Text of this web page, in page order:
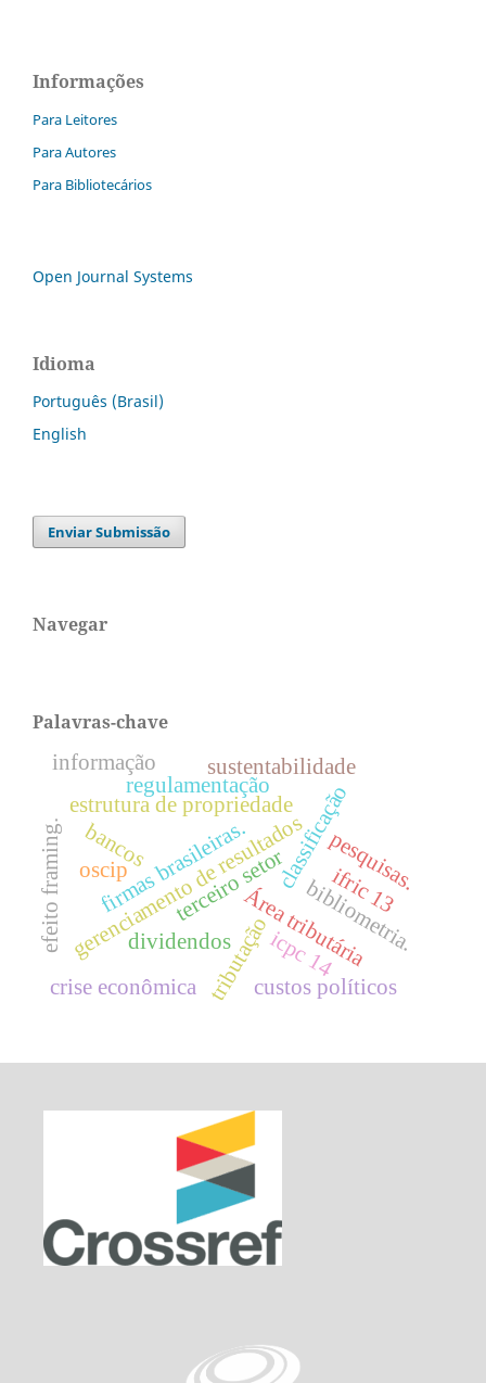
Informações
Para Leitores
Para Autores
Para Bibliotecários
Open Journal Systems
Idioma
Português (Brasil)
English
Enviar Submissão
Navegar
Palavras-chave
classificação
Área tributária
tributação
gerenciamento de resultados
estrutura de propriedade
firmas brasileiras. bibliometria.
bancos
crise econômica
regulamentação
pesquisas.
terceiro setor
oscip
sustentabilidade
custos políticos
ifric 13
icpc 14
dividendos
informação
efeito framing.